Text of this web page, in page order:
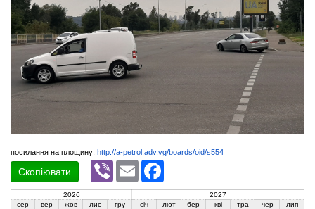
посилання на площину: http://a-petrol.adv.vg/boards/oid/s554
Скопіювати
Viber Email
2026
2027
сер
вер жов лис гру січ лют бер кві тра чер лип